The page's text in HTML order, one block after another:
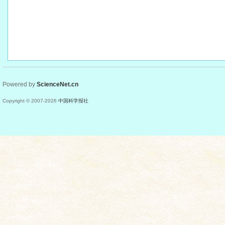
Powered by ScienceNet.cn
Copyright © 2007-2026 中国科学报社